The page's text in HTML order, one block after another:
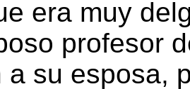
era muy
profesor
a su esposa,